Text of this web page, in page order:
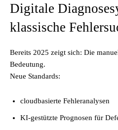
Digitale
klassische
Bereits 2025 zeigt sich: Die
Bedeutung.
Neue Standards:
cloudbasierte Fehleranalysen
KI-gestützte Prognosen für